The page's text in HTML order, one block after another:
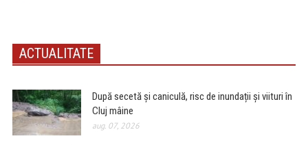
ACTUALITATE
După secetă și caniculă, risc de inundații și viituri în
Cluj mâine
aug. 07, 2026